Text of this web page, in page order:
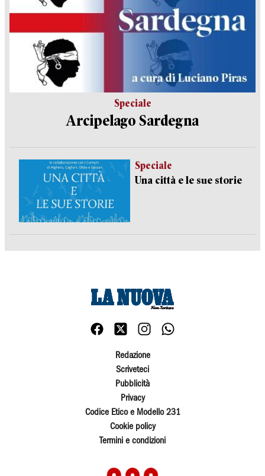
Speciale
Arcipelago Sardegna
Speciale
Una città e le sue storie
Redazione
Scriveteci
Pubblicità
Privacy
Codice Etico e Modello 231
Cookie policy
Termini e condizioni